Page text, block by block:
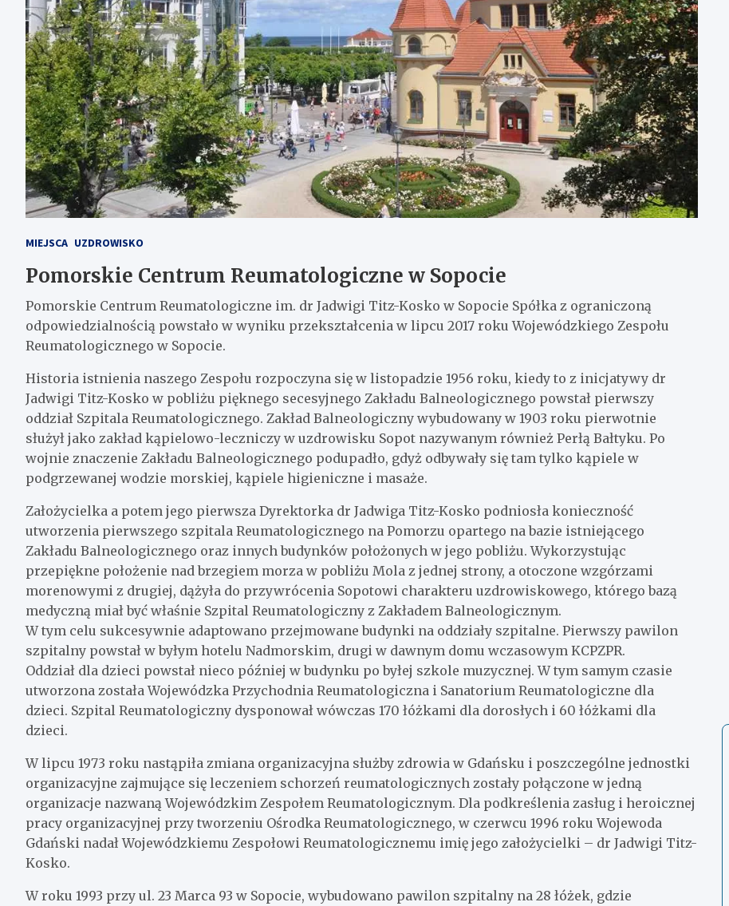
MIEJSCA UZDROWISKO
Pomorskie Centrum Reumatologiczne w Sopocie
Pomorskie Centrum Reumatologiczne im. dr Jadwigi Titz-Kosko w Sopocie Spółka z ograniczoną
odpowiedzialnością powstało w wyniku przekształcenia w lipcu 2017 roku Wojewódzkiego Zespołu
Reumatologicznego w Sopocie.
Historia istnienia naszego Zespołu rozpoczyna się w listopadzie 1956 roku, kiedy to z inicjatywy dr
Jadwigi Titz-Kosko w pobliżu pięknego secesyjnego Zakładu Balneologicznego powstał pierwszy
oddział Szpitala Reumatologicznego. Zakład Balneologiczny wybudowany w 1903 roku pierwotnie
służył jako zakład kąpielowo-leczniczy w uzdrowisku Sopot nazywanym również Perłą Bałtyku. Po
wojnie znaczenie Zakładu Balneologicznego podupadło, gdyż odbywały się tam tylko kąpiele w
podgrzewanej wodzie morskiej, kąpiele higieniczne i masaże.
Założycielka a potem jego pierwsza Dyrektorka dr Jadwiga Titz-Kosko podniosła konieczność
utworzenia pierwszego szpitala Reumatologicznego na Pomorzu opartego na bazie istniejącego
Zakładu Balneologicznego oraz innych budynków położonych w jego pobliżu. Wykorzystując
przepiękne położenie nad brzegiem morza w pobliżu Mola z jednej strony, a otoczone wzgórzami
morenowymi z drugiej, dążyła do przywrócenia Sopotowi charakteru uzdrowiskowego, którego bazą
medyczną miał być właśnie Szpital Reumatologiczny z Zakładem Balneologicznym.
W tym celu sukcesywnie adaptowano przejmowane budynki na oddziały szpitalne. Pierwszy pawilon
szpitalny powstał w byłym hotelu Nadmorskim, drugi w dawnym domu wczasowym KCPZPR.
Oddział dla dzieci powstał nieco później w budynku po byłej szkole muzycznej. W tym samym czasie
utworzona została Wojewódzka Przychodnia Reumatologiczna i Sanatorium Reumatologiczne dla
dzieci. Szpital Reumatologiczny dysponował wówczas 170 łóżkami dla dorosłych i 60 łóżkami dla
dzieci.
W lipcu 1973 roku nastąpiła zmiana organizacyjna służby zdrowia w Gdańsku i poszczególne jednostki
organizacyjne zajmujące się leczeniem schorzeń reumatologicznych zostały połączone w jedną
organizacje nazwaną Wojewódzkim Zespołem Reumatologicznym. Dla podkreślenia zasług i heroicznej
pracy organizacyjnej przy tworzeniu Ośrodka Reumatologicznego, w czerwcu 1996 roku Wojewoda
Gdański nadał Wojewódzkiemu Zespołowi Reumatologicznemu imię jego założycielki – dr Jadwigi Titz-
Kosko.
W roku 1993 przy ul. 23 Marca 93 w Sopocie, wybudowano pawilon szpitalny na 28 łóżek, gdzie